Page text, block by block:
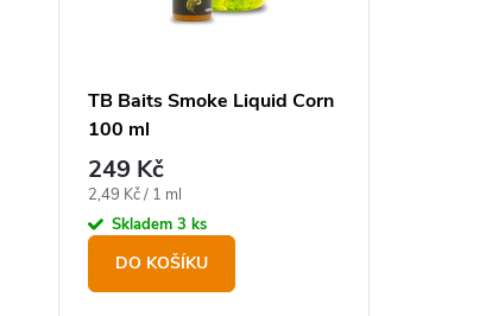
TB Baits Smoke Liquid Corn
100 ml
249 Kč
Měrná
cena:
2,49 Kč / 1 ml
Skladem 3 ks
DO KOŠÍKU